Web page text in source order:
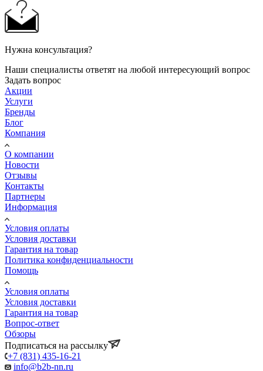
Нужна консультация?
Наши специалисты ответят на любой интересующий вопрос
Задать вопрос
Акции
Услуги
Бренды
Блог
Компания
О компании
Новости
Отзывы
Контакты
Партнеры
Информация
Условия оплаты
Условия доставки
Гарантия на товар
Политика конфиденциальности
Помощь
Условия оплаты
Условия доставки
Гарантия на товар
Вопрос-ответ
Обзоры
Подписаться на рассылку
+7 (831) 435-16-21
info@b2b-nn.ru